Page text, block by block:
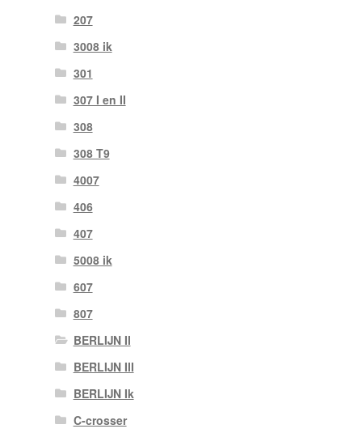
207
3008 ik
301
307 I en II
308
308 T9
4007
406
407
5008 ik
607
807
BERLIJN II
BERLIJN III
BERLIJN Ik
C-crosser